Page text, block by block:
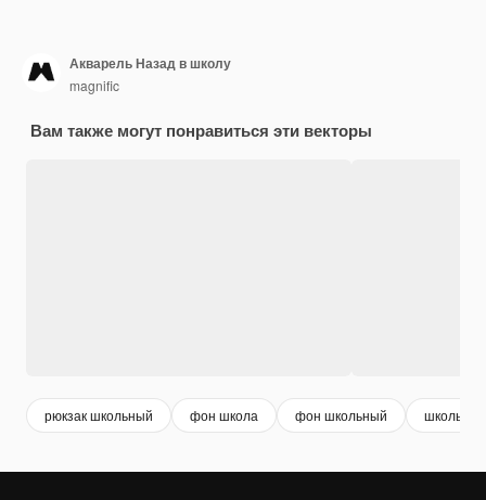
Акварель Назад в школу
magnific
Вам также могут понравиться эти векторы
рюкзак школьный фон школа фон школьный школьный